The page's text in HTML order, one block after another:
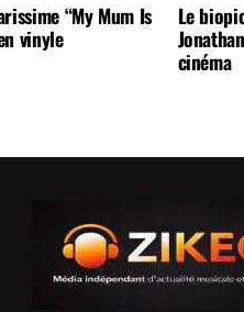
“My Mum Is
vinyle
Le
cinéma